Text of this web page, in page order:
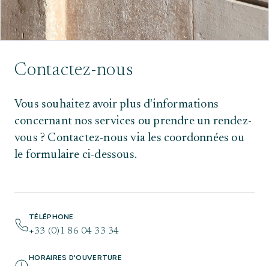
Contactez-nous
Vous souhaitez avoir plus d'informations
concernant nos services ou prendre un rendez-
vous ? Contactez-nous via les coordonnées ou
le formulaire ci-dessous.
TÉLÉPHONE
+33 (0)1 86 04 33 34
HORAIRES D'OUVERTURE